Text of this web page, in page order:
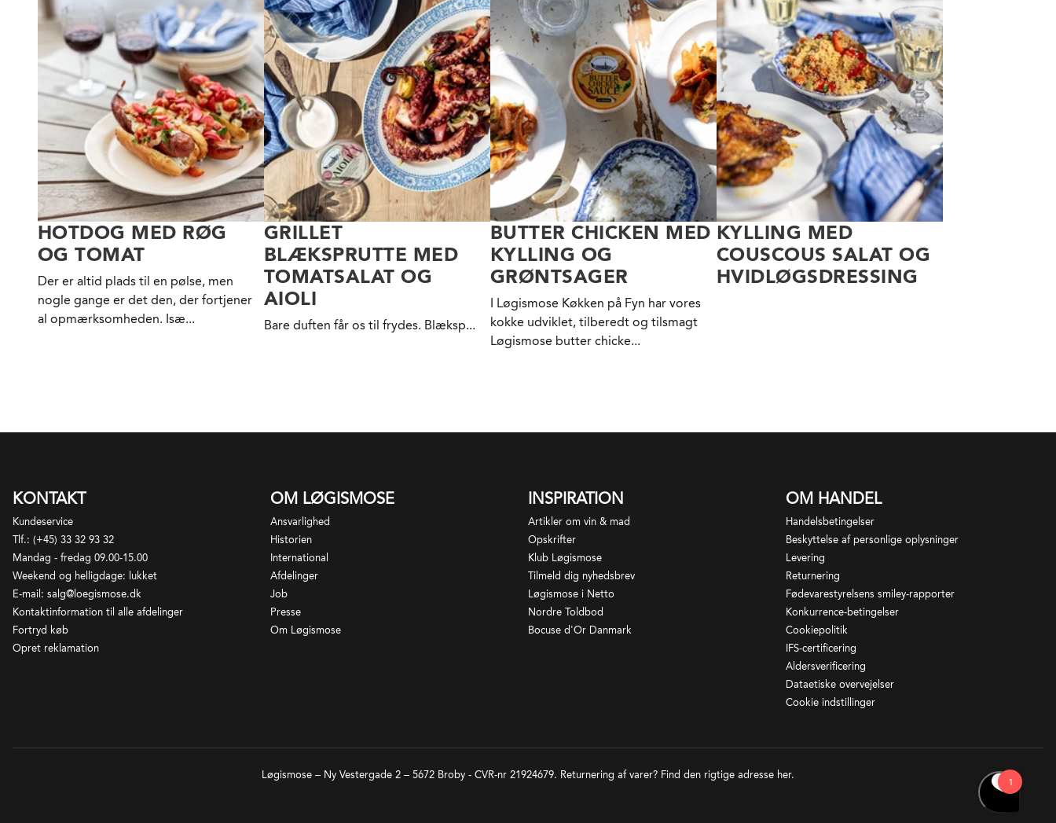
HOTDOG MED RØG
OG TOMAT
Der er altid plads til en pølse, men
nogle gange er det den, der fortjener
al opmærksomheden. Isæ...
GRILLET
BLÆKSPRUTTE MED
TOMATSALAT OG
AIOLI
Bare duften får os til frydes. Blæksp...
BUTTER CHICKEN MED
KYLLING OG
GRØNTSAGER
I Løgismose Køkken på Fyn har vores
kokke udviklet, tilberedt og tilsmagt
Løgismose butter chicke...
KYLLING MED
COUSCOUS SALAT OG
HVIDLØGSDRESSING
KONTAKT
Kundeservice
Tlf.: (+45) 33 32 93 32
Mandag - fredag 09.00-15.00
Weekend og helligdage: lukket
E-mail: salg@loegismose.dk
Kontaktinformation til alle afdelinger
Fortryd køb
Opret reklamation
OM LØGISMOSE
Ansvarlighed
Historien
International
Afdelinger
Job
Presse
Om Løgismose
INSPIRATION
Artikler om vin & mad
Opskrifter
Klub Løgismose
Tilmeld dig nyhedsbrev
Løgismose i Netto
Nordre Toldbod
Bocuse d'Or Danmark
OM HANDEL
Handelsbetingelser
Beskyttelse af personlige oplysninger
Levering
Returnering
Fødevarestyrelsens smiley-rapporter
Konkurrence-betingelser
Cookiepolitik
IFS-certificering
Aldersverificering
Dataetiske overvejelser
Cookie indstillinger
Løgismose – Ny Vestergade 2 – 5672 Broby - CVR-nr 21924679. Returnering af varer? Find den rigtige adresse her.